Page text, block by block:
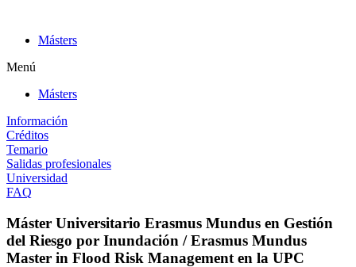
contenidoMásters
Menú
Másters
Información
Créditos
Temario
Salidas profesionales
Universidad
FAQ
Máster Universitario Erasmus Mundus en Gestión
del Riesgo por Inundación / Erasmus Mundus
Master in Flood Risk Management en la UPC